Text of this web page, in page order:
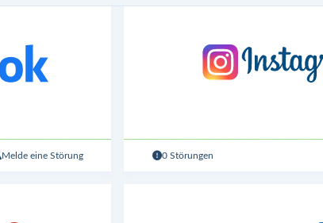
Melde eine Störung 0 Störungen